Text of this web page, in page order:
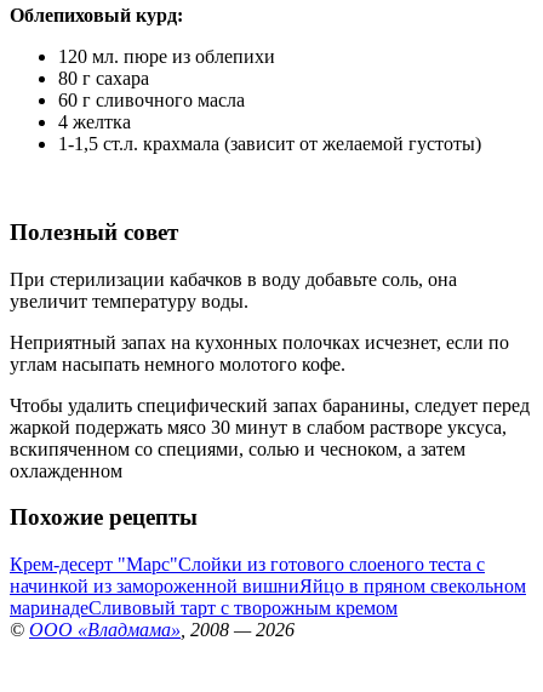
Облепиховый курд:
120 мл. пюре из облепихи
80 г сахара
60 г сливочного масла
4 желтка
1-1,5 ст.л. крахмала (зависит от желаемой густоты)
Полезный совет
При стерилизации кабачков в воду добавьте соль, она
увеличит температуру воды.
Неприятный запах на кухонных полочках исчезнет, если по
углам насыпать немного молотого кофе.
Чтобы удалить специфический запах баранины, следует перед
жаркой подержать мясо 30 минут в слабом растворе уксуса,
вскипяченном со специями, солью и чесноком, а затем
охлажденном
Похожие рецепты
Крем-десерт "Марс"Слойки из готового слоеного теста с
начинкой из замороженной вишниЯйцо в пряном свекольном
маринадеСливовый тарт с творожным кремом
© ООО «Владмама» , 2008 — 2026